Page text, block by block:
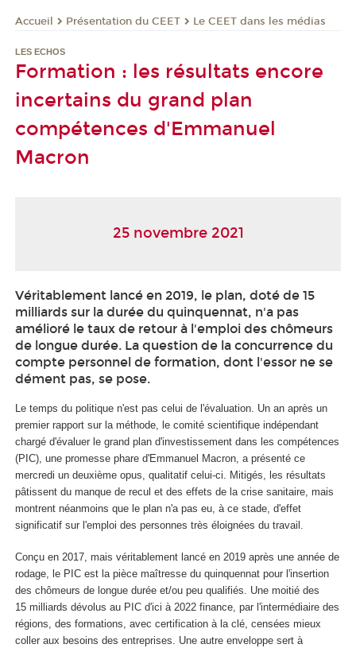
Accueil Présentation du CEET Le CEET dans les médias
LES ECHOS
Formation : les résultats encore
incertains du grand plan
compétences d'Emmanuel
Macron
25 novembre 2021
Véritablement lancé en 2019, le plan, doté de 15
milliards sur la durée du quinquennat, n'a pas
amélioré le taux de retour à l'emploi des chômeurs
de longue durée. La question de la concurrence du
compte personnel de formation, dont l'essor ne se
dément pas, se pose.
Le temps du politique n'est pas celui de l'évaluation. Un an après un
premier rapport sur la méthode, le comité scientifique indépendant
chargé d'évaluer le grand plan d'investissement dans les compétences
(PIC), une promesse phare d'Emmanuel Macron, a présenté ce
mercredi un deuxième opus, qualitatif celui-ci. Mitigés, les résultats
pâtissent du manque de recul et des effets de la crise sanitaire, mais
montrent néanmoins que le plan n'a pas eu, à ce stade, d'effet
significatif sur l'emploi des personnes très éloignées du travail.
Conçu en 2017, mais véritablement lancé en 2019 après une année de
rodage, le PIC est la pièce maîtresse du quinquennat pour l'insertion
des chômeurs de longue durée et/ou peu qualifiés. Une moitié des
15 milliards dévolus au PIC d'ici à 2022 finance, par l'intermédiaire des
régions, des formations, avec certification à la clé, censées mieux
coller aux besoins des entreprises. Une autre enveloppe sert à